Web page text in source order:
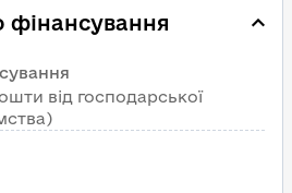
від господарської